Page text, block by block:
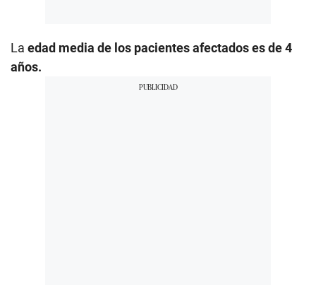
La edad media de los pacientes afectados es de 4
años.